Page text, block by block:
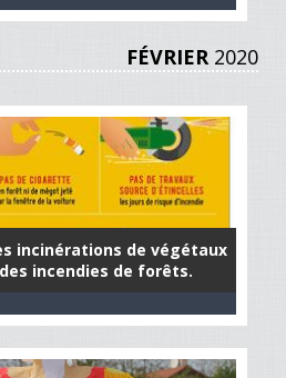
FÉVRIER2020
incinérations de végétaux
incendies de forêts.